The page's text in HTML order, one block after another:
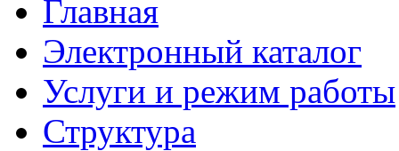
Главная
Электронный каталог
Услуги и режим работы
Структура